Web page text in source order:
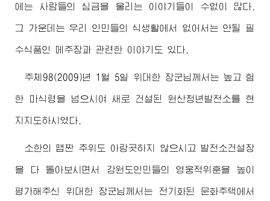
에는 사람들의 심금을 울리는 이야기들이 수없이 많다.
그 가운데는 우리 인민들의 식생활에서 없어서는 안될 필
수식품인 메주장과 관련한 이야기도 있다.
주체98(2009)년 1월 5일 위대한 장군님 께서는 높고 험
한 마식령을 넘으시여 새로 건설된 원산청년발전소를 현
지지도하시였다.
소한의 맵짠 추위도 아랑곳하지 않으시고 발전소건설장
을 다 돌아보시면서 강원도인민들의 영웅적위훈을 높이
평가해주신 위대한 장군님 께서는 전기화된 문화주택에서